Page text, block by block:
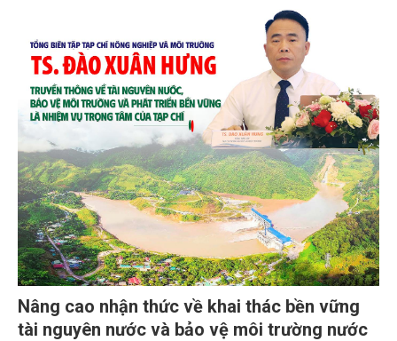
Nâng cao nhận thức về khai thác bền vững
tài nguyên nước và bảo vệ môi trường nước